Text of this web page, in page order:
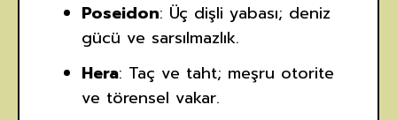
Poseidon: Üç dişli yabası; deniz
gücü ve sarsılmazlık.
Hera: Taç ve taht; meşru otorite
ve törensel vakar.